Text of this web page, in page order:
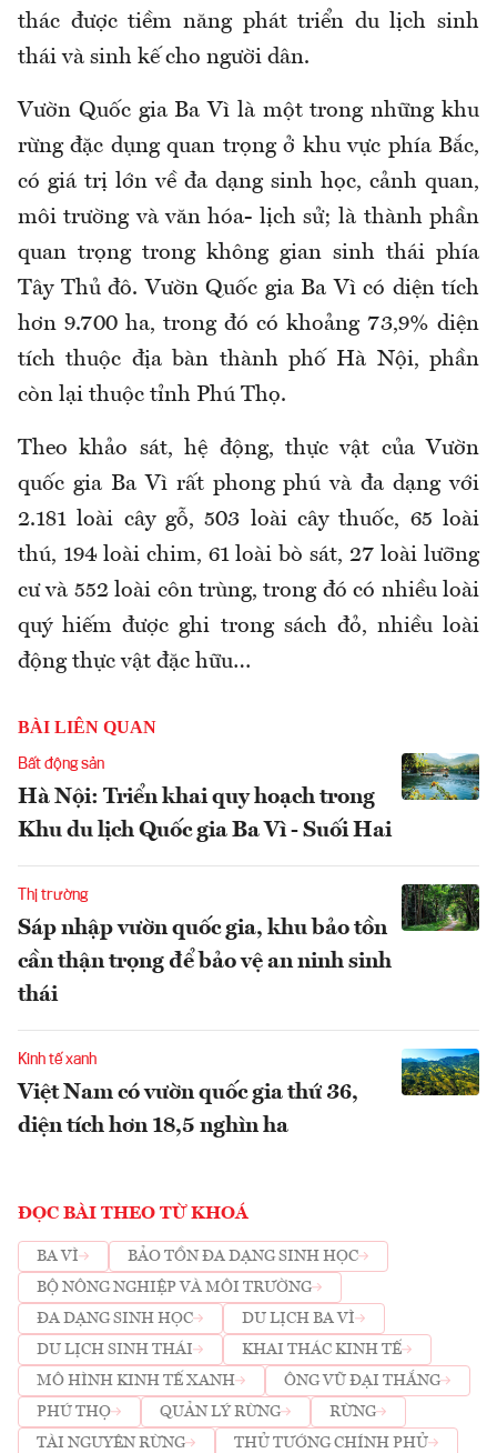
thác được tiềm năng phát triển du lịch sinh
thái và sinh kế cho người dân.
Vườn Quốc gia Ba Vì là một trong những khu
rừng đặc dụng quan trọng ở khu vực phía Bắc,
có giá trị lớn về đa dạng sinh học, cảnh quan,
môi trường và văn hóa- lịch sử; là thành phần
quan trọng trong không gian sinh thái phía
Tây Thủ đô. Vườn Quốc gia Ba Vì có diện tích
hơn 9.700 ha, trong đó có khoảng 73,9% diện
tích thuộc địa bàn thành phố Hà Nội, phần
còn lại thuộc tỉnh Phú Thọ.
Theo khảo sát, hệ động, thực vật của Vườn
quốc gia Ba Vì rất phong phú và đa dạng với
2.181 loài cây gỗ, 503 loài cây thuốc, 65 loài
thú, 194 loài chim, 61 loài bò sát, 27 loài lưỡng
cư và 552 loài côn trùng, trong đó có nhiều loài
quý hiếm được ghi trong sách đỏ, nhiều loài
động thực vật đặc hữu…
BÀI LIÊN QUAN
Bất động sản
Hà Nội: Triển khai quy hoạch trong
Khu du lịch Quốc gia Ba Vì - Suối Hai
Thị trường
Sáp nhập vườn quốc gia, khu bảo tồn
cần thận trọng để bảo vệ an ninh sinh
thái
Kinh tế xanh
Việt Nam có vườn quốc gia thứ 36,
diện tích hơn 18,5 nghìn ha
ĐỌC BÀI THEO TỪ KHOÁ
BA VÌ
BẢO TỒN ĐA DẠNG SINH HỌC
BỘ NÔNG NGHIỆP VÀ MÔI TRƯỜNG
ĐA DẠNG SINH HỌC
DU LỊCH BA VÌ
DU LỊCH SINH THÁI
KHAI THÁC KINH TẾ
MÔ HÌNH KINH TẾ XANH
ÔNG VŨ ĐẠI THẮNG
PHÚ THỌ
QUẢN LÝ RỪNG
RỪNG
TÀI NGUYÊN RỪNG
THỦ TƯỚNG CHÍNH PHỦ